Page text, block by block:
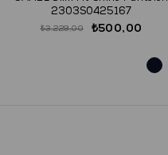
2303S0425167
₺500,00
₺3.229,00